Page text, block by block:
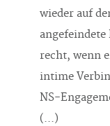
wieder auf
angefeindete
recht, wenn
intime
NS-
(...)